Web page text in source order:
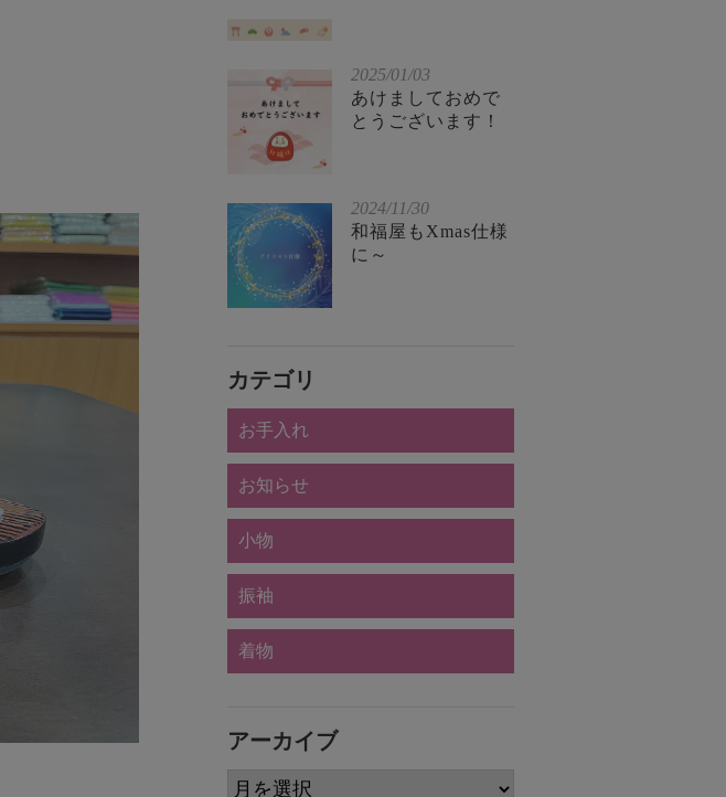
2025/01/03
あけましておめで
とうございます！
2024/11/30
和福屋もXmas仕様
に～
カテゴリ
お手入れ
お知らせ
小物
振袖
着物
アーカイブ